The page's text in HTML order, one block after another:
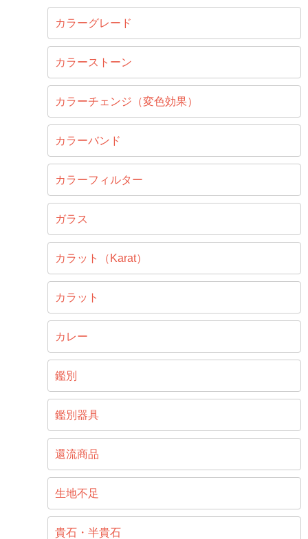
カラーグレード
カラーストーン
カラーチェンジ（変色効果）
カラーバンド
カラーフィルター
ガラス
カラット（Karat）
カラット
カレー
鑑別
鑑別器具
還流商品
生地不足
貴石・半貴石